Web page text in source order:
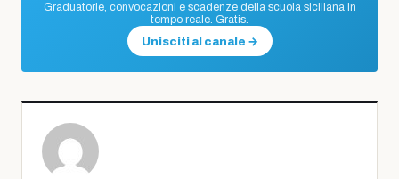
Graduatorie, convocazioni e scadenze della scuola siciliana in
tempo reale. Gratis.
Unisciti al canale →